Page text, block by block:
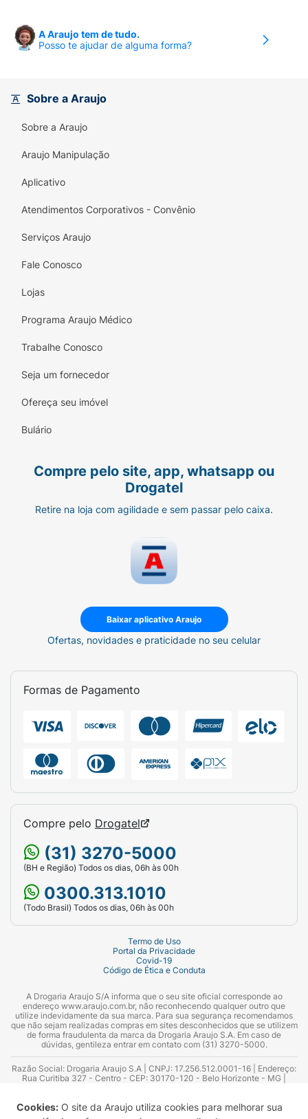
Cookies: O site da Araujo utiliza cookies para melhorar sua
A Araujo tem de tudo.
Posso te ajudar de alguma forma?
Sobre a Araujo
Sobre a Araujo
Araujo Manipulação
Aplicativo
Atendimentos Corporativos - Convênio
Serviços Araujo
Fale Conosco
Lojas
Programa Araujo Médico
Trabalhe Conosco
Seja um fornecedor
Ofereça seu imóvel
Bulário
Compre pelo site, app, whatsapp ou
Drogatel
Retire na loja com agilidade e sem passar pelo caixa.
Baixar aplicativo Araujo
Ofertas, novidades e praticidade no seu celular
Formas de Pagamento
Compre pelo Drogatel
(31) 3270-5000
(BH e Região) Todos os dias, 06h às 00h
0300.313.1010
(Todo Brasil) Todos os dias, 06h às 00h
Termo de Uso
Portal da Privacidade
Covid-19
Código de Ética e Conduta
A Drogaria Araujo S/A informa que o seu site oficial corresponde ao
endereço www.araujo.com.br, não reconhecendo qualquer outro que
utilize indevidamente da sua marca. Para sua segurança recomendamos
que não sejam realizadas compras em sites desconhecidos que se utilizem
de forma fraudulenta da marca da Drogaria Araujo S.A. Em caso de
dúvidas, gentileza entrar em contato com (31) 3270-5000.
Razão Social: Drogaria Araujo S.A | CNPJ: 17.256.512.0001-16 | Endereço:
Rua Curitiba 327 - Centro - CEP: 30170-120 - Belo Horizonte - MG |
Azevedo Guimarães – CRF 10.965 | Yasmin Silva Alvarenga – CRF 52.584 -
Consultor substituto: Thiago Aguiar Pinheiro - CRF Nº 13.748. Alvará